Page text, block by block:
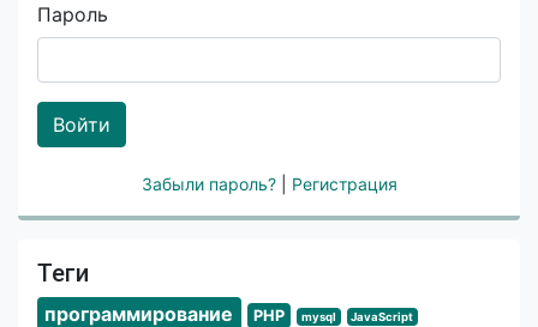
Пароль
Войти
Забыли пароль? Регистрация
Теги
программирование PHP mysql JavaScript